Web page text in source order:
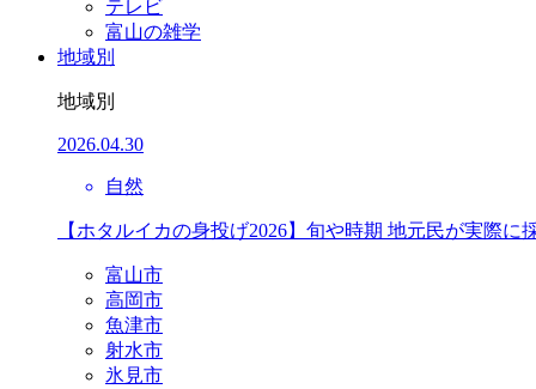
テレビ
富山の雑学
地域別
地域別
2026.04.30
自然
【ホタルイカの身投げ2026】旬や時期 地元民が実際に
富山市
高岡市
魚津市
射水市
氷見市